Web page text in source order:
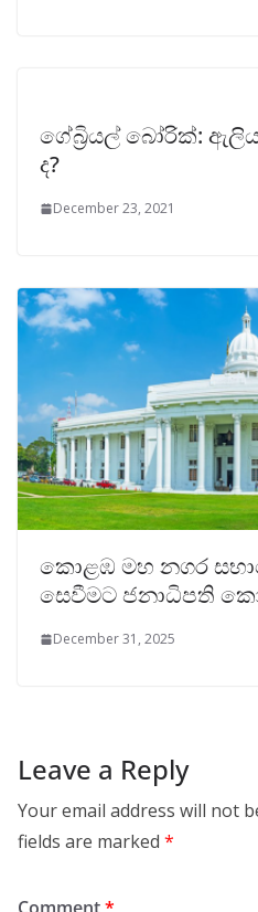
ගේබ්‍රියල් බෝරික්:
ද?
December 23, 2021
කොළඹ මහ නගර
සෙවීමට ජනාධිපති
December 31, 2025
Leave a Reply
Your email address will not
fields are marked *